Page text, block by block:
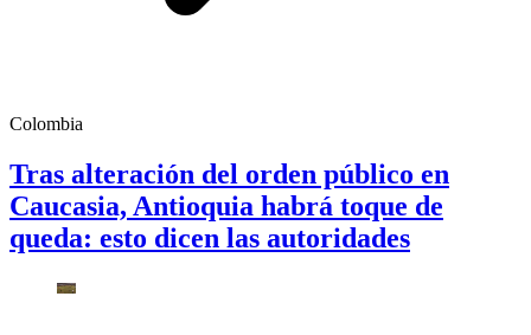
Colombia
Tras alteración del orden público en
Caucasia, Antioquia habrá toque de
queda: esto dicen las autoridades